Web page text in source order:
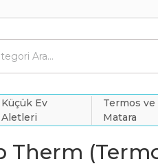
Küçük Ev
Aletleri
Termos ve
Matara
Therm